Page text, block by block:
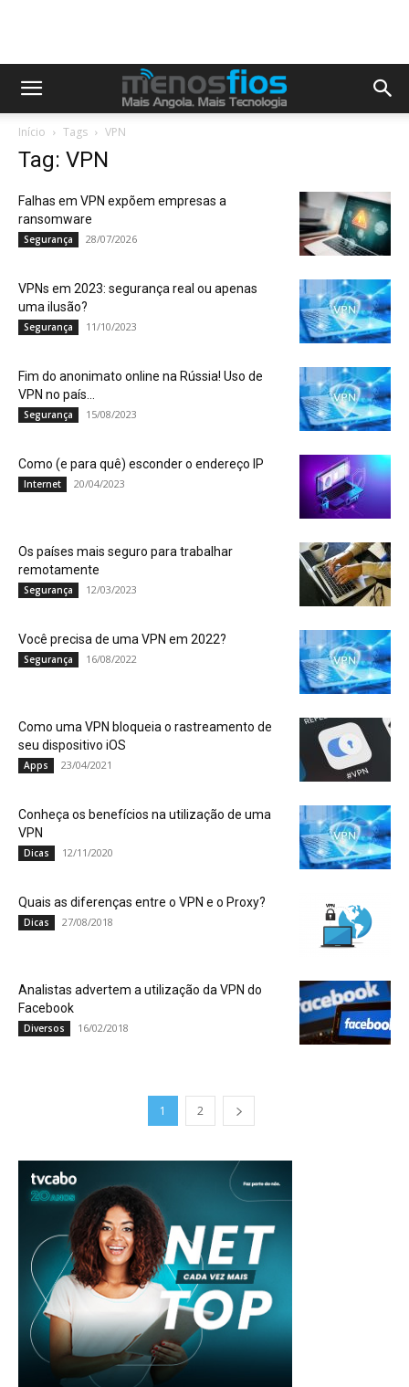
Início Tags VPN
Tag: VPN
Falhas em VPN expõem empresas a
ransomware
Segurança 28/07/2026
VPNs em 2023: segurança real ou apenas
uma ilusão?
Segurança 11/10/2023
Fim do anonimato online na Rússia! Uso de
VPN no país...
Segurança 15/08/2023
Como (e para quê) esconder o endereço IP
Internet 20/04/2023
Os países mais seguro para trabalhar
remotamente
Segurança 12/03/2023
Você precisa de uma VPN em 2022?
Segurança 16/08/2022
Como uma VPN bloqueia o rastreamento de
seu dispositivo iOS
Apps 23/04/2021
Conheça os benefícios na utilização de uma
VPN
Dicas 12/11/2020
Quais as diferenças entre o VPN e o Proxy?
Dicas 27/08/2018
Analistas advertem a utilização da VPN do
Facebook
Diversos 16/02/2018
1 2